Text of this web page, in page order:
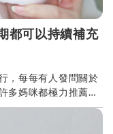
都可以持續補充
，每每有人發問關於
多媽咪都極力推薦亞